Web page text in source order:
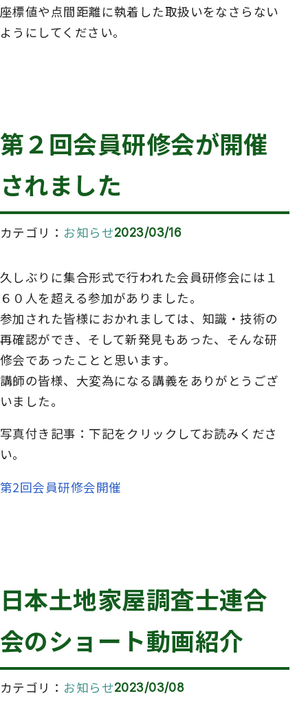
座標値や点間距離に執着した取扱いをなさらない
ようにしてください。
第２回会員研修会が開催
されました
カテゴリ お知らせ2023/03/16
久しぶりに集合形式で行われた会員研修会には１
６０人を超える参加がありました。
参加された皆様におかれましては、知識・技術の
再確認ができ、そして新発見もあった、そんな研
修会であったことと思います。
講師の皆様、大変為になる講義をありがとうござ
いました。
写真付き記事：下記をクリックしてお読みくださ
い。
第2回会員研修会開催
日本土地家屋調査士連合
会のショート動画紹介
カテゴリ お知らせ2023/03/08